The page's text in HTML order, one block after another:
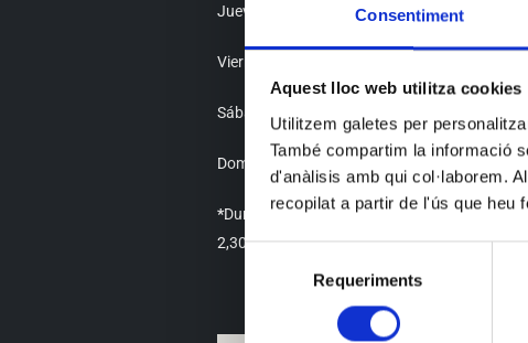
Consentiment
Aquest lloc web utilitza cookies
Utilitzem galetes per
També compartim la informació
d'anàlisis amb qui col·laborem.
recopilat a partir de l'ús que heu
Selecció
consentiment
Requeriments
Jueves de 18h a 2,30h
Viernes y vísperas de festivos de18h a 3,30h
Sábados de 12h a 3,30h
Domingos de 12h a 23h
*Durante el mes de julio también abrimos los
2,30h